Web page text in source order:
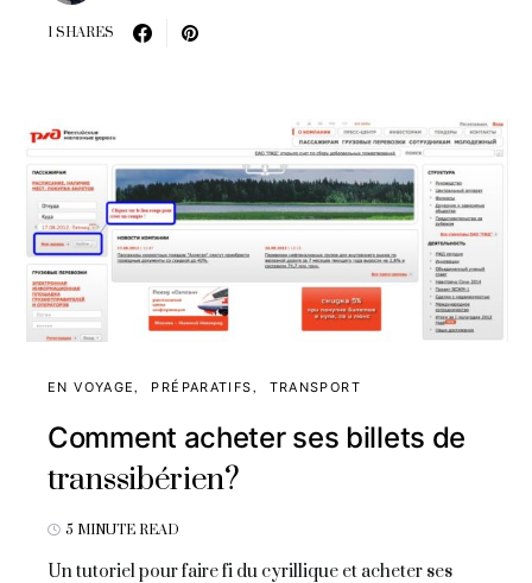
1 SHARES
EN VOYAGE PRÉPARATIFS TRANSPORT
Comment acheter ses billets de
transsibérien?
5 MINUTE READ
Un tutoriel pour faire fi du cyrillique et acheter ses